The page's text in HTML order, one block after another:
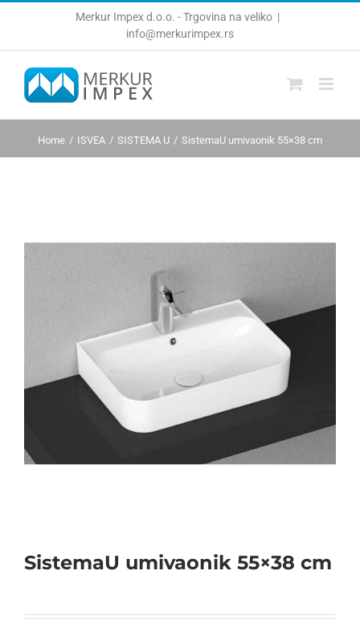
Merkur Impex d.o.o. - Trgovina na veliko |
info@merkurimpex.rs
Home ISVEA SISTEMA U SistemaU umivaonik 55×38 cm
SistemaU umivaonik 55×38 cm